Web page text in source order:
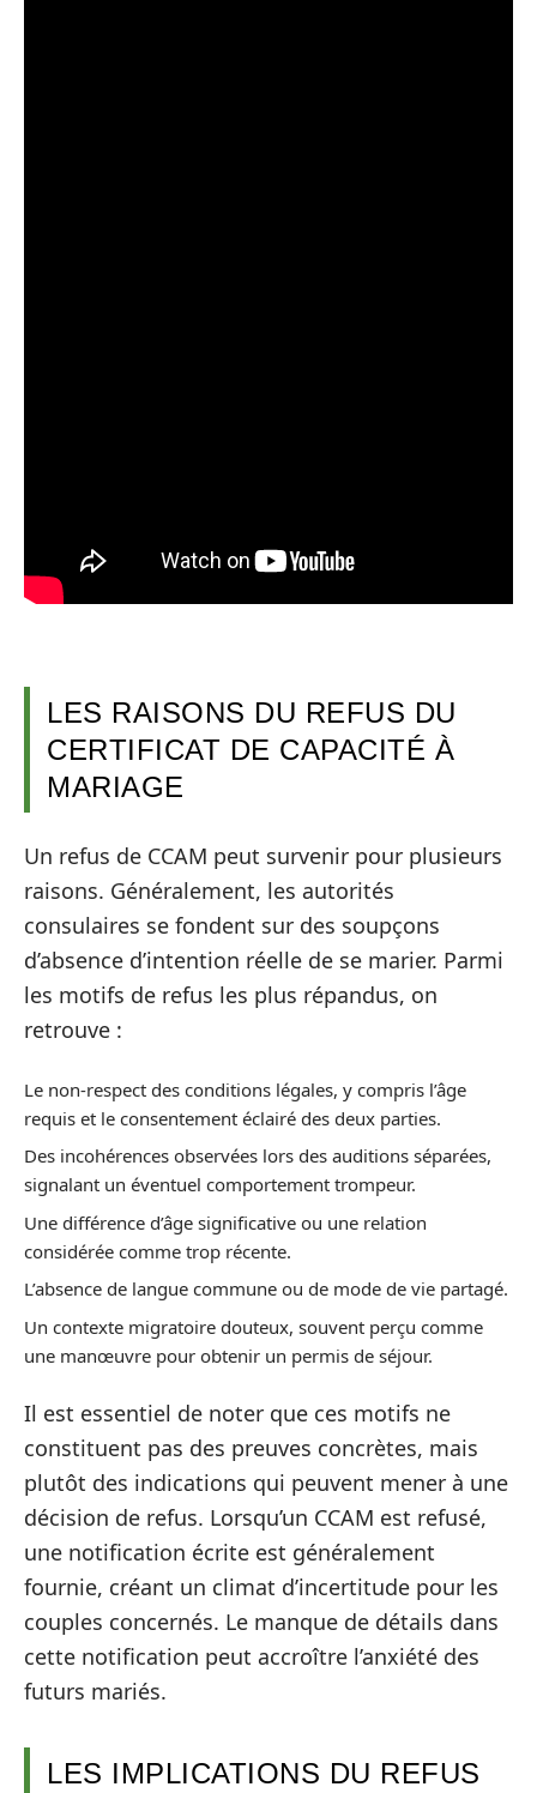
LES RAISONS DU REFUS DU
CERTIFICAT DE CAPACITÉ À
MARIAGE
Un refus de CCAM peut survenir pour plusieurs
raisons. Généralement, les autorités
consulaires se fondent sur des soupçons
d’absence d’intention réelle de se marier. Parmi
les motifs de refus les plus répandus, on
retrouve :
Le non-respect des conditions légales, y compris l’âge
requis et le consentement éclairé des deux parties.
Des incohérences observées lors des auditions séparées,
signalant un éventuel comportement trompeur.
Une différence d’âge significative ou une relation
considérée comme trop récente.
L’absence de langue commune ou de mode de vie partagé.
Un contexte migratoire douteux, souvent perçu comme
une manœuvre pour obtenir un permis de séjour.
Il est essentiel de noter que ces motifs ne
constituent pas des preuves concrètes, mais
plutôt des indications qui peuvent mener à une
décision de refus. Lorsqu’un CCAM est refusé,
une notification écrite est généralement
fournie, créant un climat d’incertitude pour les
couples concernés. Le manque de détails dans
cette notification peut accroître l’anxiété des
futurs mariés.
LES IMPLICATIONS DU REFUS